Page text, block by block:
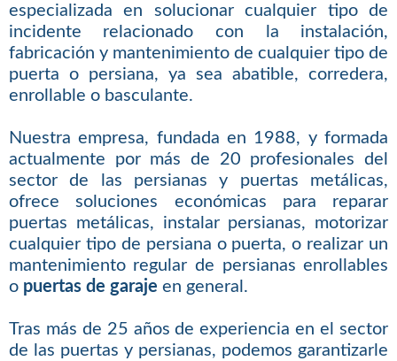
especializada en solucionar cualquier tipo de
incidente relacionado con la instalación,
fabricación y mantenimiento de cualquier tipo de
puerta o persiana, ya sea abatible, corredera,
enrollable o basculante.
Nuestra empresa, fundada en 1988, y formada
actualmente por más de 20 profesionales del
sector de las persianas y puertas metálicas,
ofrece soluciones económicas para reparar
puertas metálicas, instalar persianas, motorizar
cualquier tipo de persiana o puerta, o realizar un
mantenimiento regular de persianas enrollables
o puertas de garaje en general.
Tras más de 25 años de experiencia en el sector
de las puertas y persianas, podemos garantizarle